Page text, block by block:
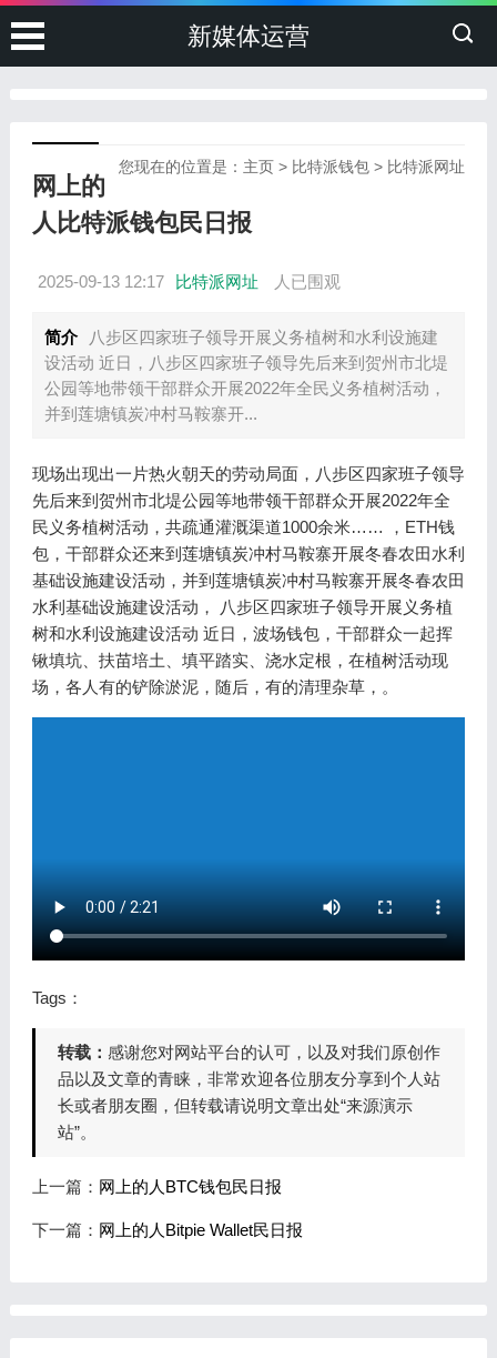
新媒体运营
您现在的位置是： 主页 > 比特派钱包 > 比特派网址
网上的
人比特派钱包民日报
2025-09-13 12:17 比特派网址 人已围观
简介
八步区四家班子领导开展义务植树和水利设施建
设活动 近日，八步区四家班子领导先后来到贺州市北堤
公园等地带领干部群众开展2022年全民义务植树活动，
并到莲塘镇炭冲村马鞍寨开...
现场出现出一片热火朝天的劳动局面，八步区四家班子领导
先后来到贺州市北堤公园等地带领干部群众开展2022年全
民义务植树活动，共疏通灌溉渠道1000余米…… ，ETH钱
包，干部群众还来到莲塘镇炭冲村马鞍寨开展冬春农田水利
基础设施建设活动，并到莲塘镇炭冲村马鞍寨开展冬春农田
水利基础设施建设活动， 八步区四家班子领导开展义务植
树和水利设施建设活动 近日，波场钱包，干部群众一起挥
锹填坑、扶苗培土、填平踏实、浇水定根，在植树活动现
场，各人有的铲除淤泥，随后，有的清理杂草，。
Tags：
转载： 感谢您对网站平台的认可，以及对我们原创作
品以及文章的青睐，非常欢迎各位朋友分享到个人站
长或者朋友圈，但转载请说明文章出处“来源演示
站”。
上一篇： 网上的人BTC钱包民日报
下一篇： 网上的人Bitpie Wallet民日报